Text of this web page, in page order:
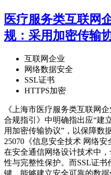
医疗服务类互联网
规：采用加密传输
互联网企业
网络数据安全
SSL证书
HTTPS加密
《上海市医疗服务类互联网
合规指引》中明确指出应“建
用加密传输协议”，以保障数
25070《信息安全技术 网络安
在安全通信网络设计技术中
性与完整性保护。而SSL证书
键，能够建立安全可靠的数